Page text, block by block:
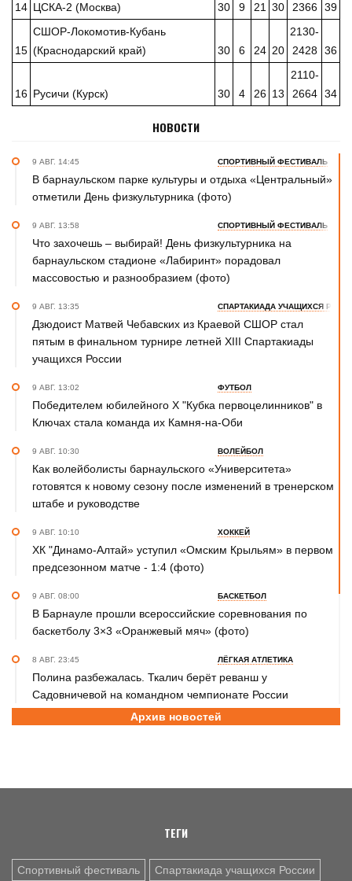
14 ЦСКА-2 (Москва) 30 9 21 30
2366 39
15
СШОР-Локомотив-Кубань
(Краснодарский край)
30 6 24 20
2130-
2428 36
16 Русичи (Курск) 30 4 26 13
2110-
2664 34
НОВОСТИ
9 АВГ. 14:45 СПОРТИВНЫЙ ФЕСТИВАЛЬ
В барнаульском парке культуры и отдыха «Центральный»
отметили День физкультурника (фото)
9 АВГ. 13:58 СПОРТИВНЫЙ ФЕСТИВАЛЬ
Что захочешь – выбирай! День физкультурника на
барнаульском стадионе «Лабиринт» порадовал
массовостью и разнообразием (фото)
9 АВГ. 13:35 СПАРТАКИАДА УЧАЩИХСЯ
Дзюдоист Матвей Чебавских из Краевой СШОР стал
пятым в финальном турнире летней XIII Спартакиады
учащихся России
9 АВГ. 13:02 ФУТБОЛ
Победителем юбилейного Х "Кубка первоцелинников" в
Ключах стала команда их Камня-на-Оби
9 АВГ. 10:30 ВОЛЕЙБОЛ
Как волейболисты барнаульского «Университета»
готовятся к новому сезону после изменений в тренерском
штабе и руководстве
9 АВГ. 10:10 ХОККЕЙ
ХК "Динамо-Алтай» уступил «Омским Крыльям» в первом
предсезонном матче - 1:4 (фото)
9 АВГ. 08:00 БАСКЕТБОЛ
В Барнауле прошли всероссийские соревнования по
баскетболу 3×3 «Оранжевый мяч» (фото)
8 АВГ. 23:45 ЛЁГКАЯ АТЛЕТИКА
Полина разбежалась. Ткалич берёт реванш у
Садовничевой на командном чемпионате России
ТХЭКВОНДО
8 АВГ. 20:45 ДЖИУ-ДЖИТСУ
Архив новостей
ТЕГИ
Спортивный фестиваль Спартакиада учащихся России